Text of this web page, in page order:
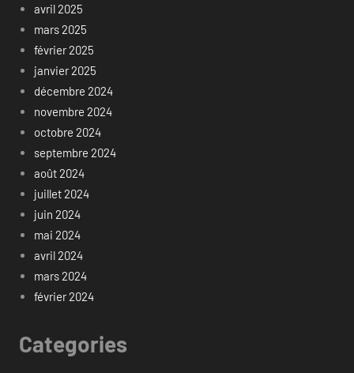
avril 2025
mars 2025
février 2025
janvier 2025
décembre 2024
novembre 2024
octobre 2024
septembre 2024
août 2024
juillet 2024
juin 2024
mai 2024
avril 2024
mars 2024
février 2024
Categories